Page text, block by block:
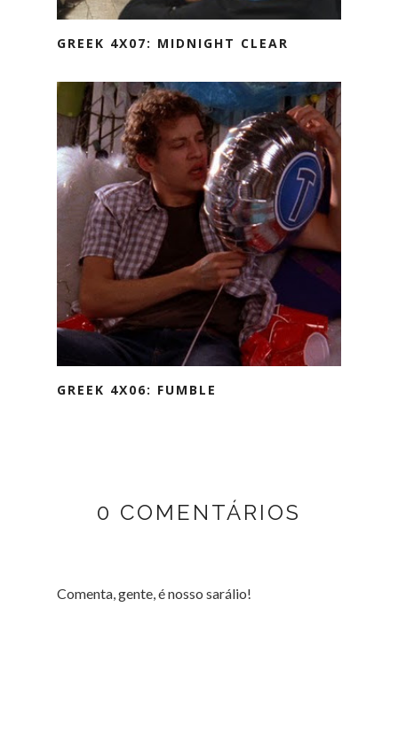
GREEK 4X07: MIDNIGHT CLEAR
GREEK 4X06: FUMBLE
0 COMENTÁRIOS
Comenta, gente, é nosso sarálio!